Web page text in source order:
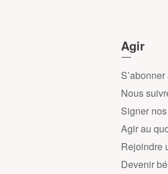
Agir
Nous
Signer
Agir au
Rejoindre
Devenir